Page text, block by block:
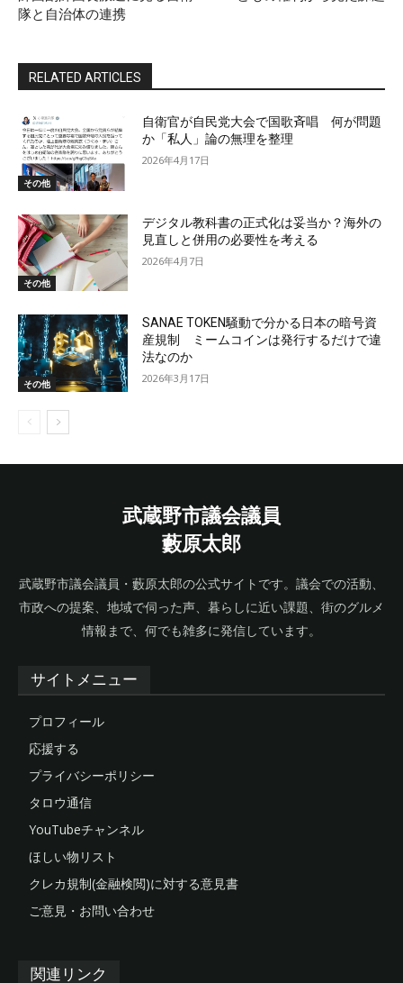
隊と自治体の連携
RELATED ARTICLES
その他
自衛官が自民党大会で国歌斉唱 何が問題
か「私人」論の無理を整理
2026年4月17日
その他
デジタル教科書の正式化は妥当か？海外の
見直しと併用の必要性を考える
2026年4月7日
その他
SANAE TOKEN騒動で分かる日本の暗号資
産規制 ミームコインは発行するだけで違
法なのか
2026年3月17日
武蔵野市議会議員
藪原太郎
武蔵野市議会議員・藪原太郎の公式サイトです。議会での活動、
市政への提案、地域で伺った声、暮らしに近い課題、街のグルメ
情報まで、何でも雑多に発信しています。
サイトメニュー
プロフィール
応援する
プライバシーポリシー
タロウ通信
YouTubeチャンネル
ほしい物リスト
クレカ規制(金融検閲)に対する意見書
ご意見・お問い合わせ
関連リンク